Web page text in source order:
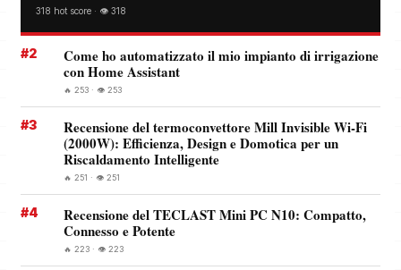
318 hot score · 👁️ 318
#2
Come ho automatizzato il mio impianto di irrigazione
con Home Assistant
🔥 253 · 👁️ 253
#3
Recensione del termoconvettore Mill Invisible Wi-Fi
(2000W): Efficienza, Design e Domotica per un
Riscaldamento Intelligente
🔥 251 · 👁️ 251
#4
Recensione del TECLAST Mini PC N10: Compatto,
Connesso e Potente
🔥 223 · 👁️ 223